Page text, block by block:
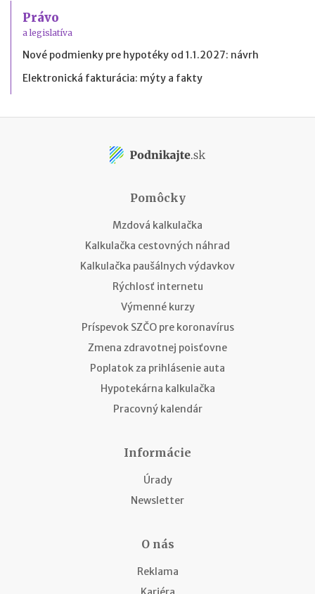
Právo
a legislatíva
Nové podmienky pre hypotéky od 1.1.2027: návrh
Elektronická fakturácia: mýty a fakty
Pomôcky
Mzdová kalkulačka
Kalkulačka cestovných náhrad
Kalkulačka paušálnych výdavkov
Rýchlosť internetu
Výmenné kurzy
Príspevok SZČO pre koronavírus
Zmena zdravotnej poisťovne
Poplatok za prihlásenie auta
Hypotekárna kalkulačka
Pracovný kalendár
Informácie
Úrady
Newsletter
O nás
Reklama